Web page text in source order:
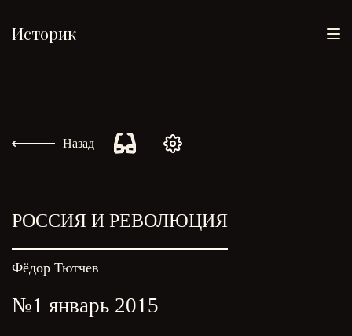
Историк
Назад
РОССИЯ И РЕВОЛЮЦИЯ
№1 январь 2015
Фёдор Тютчев